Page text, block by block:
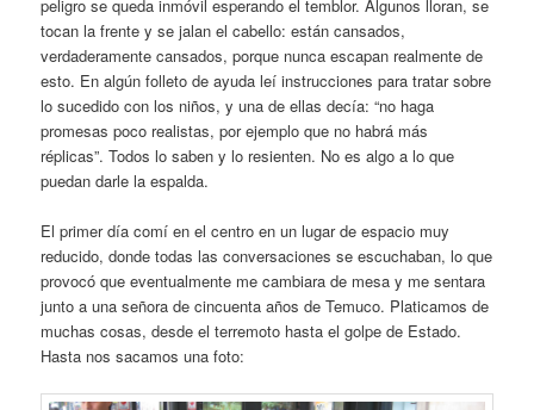
peligro se queda inmóvil esperando el temblor. Algunos lloran, se
tocan la frente y se jalan el cabello: están cansados,
verdaderamente cansados, porque nunca escapan realmente de
esto. En algún folleto de ayuda leí instrucciones para tratar sobre
lo sucedido con los niños, y una de ellas decía: “no haga
promesas poco realistas, por ejemplo que no habrá más
réplicas”. Todos lo saben y lo resienten. No es algo a lo que
puedan darle la espalda.
El primer día comí en el centro en un lugar de espacio muy
reducido, donde todas las conversaciones se escuchaban, lo que
provocó que eventualmente me cambiara de mesa y me sentara
junto a una señora de cincuenta años de Temuco. Platicamos de
muchas cosas, desde el terremoto hasta el golpe de Estado.
Hasta nos sacamos una foto: